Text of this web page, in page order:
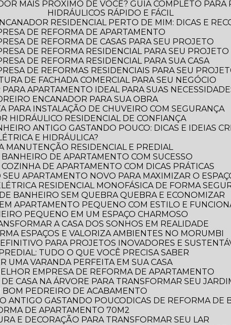
HIDRÁULICOS RÁPIDO E FÁCIL
RESIDENCIAL PERTO DE MIM: DICAS E
DE REFORMA DE APARTAMENTO
DE REFORMA DE CASAS PARA SEU PROJETO
DE REFORMA RESIDENCIAL PARA SEU PROJETO
DE REFORMA RESIDENCIAL PARA SUA CASA
DE REFORMAS RESIDENCIAIS PARA SEU
DE FACHADA COMERCIAL PARA SEU NEGÓCIO
APARTAMENTO IDEAL PARA SUAS
ENCANADOR PARA SUA OBRA
PARA INSTALAÇÃO DE CHUVEIRO COM SEGURANÇA
HIDRÁULICO RESIDENCIAL DE CONFIANÇA
ANTIGO GASTANDO POUCO: DICAS E IDEIAS
E HIDRÁULICA?
MANUTENÇÃO RESIDENCIAL E PREDIAL
DE APARTAMENTO COM SUCESSO
DE APARTAMENTO COM DICAS PRÁTICAS
SEU APARTAMENTO NOVO PARA MAXIMIZAR O
RESIDENCIAL MONOFÁSICA DE FORMA
BANHEIRO SEM QUEBRA QUEBRA E ECONOMIZAR
APARTAMENTO PEQUENO COM ESTILO E
PEQUENO EM UM ESPAÇO CHARMOSO
A CASA DOS SONHOS EM REALIDADE
ESPAÇOS E VALORIZA AMBIENTES NO MORUMBI
PARA PROJETOS INOVADORES E
TUDO O QUE VOCÊ PRECISA SABER
UMA VARANDA PERFEITA EM SUA CASA
EMPRESA DE REFORMA DE APARTAMENTO
DE CASA NA ÁRVORE PARA TRANSFORMAR SEU
BOM PEDREIRO DE ACABAMENTO
ANTIGO GASTANDO POUCO
DICAS DE REFORMA
DE APARTAMENTO 70M2
E DECORAÇÃO PARA TRANSFORMAR SEU LAR